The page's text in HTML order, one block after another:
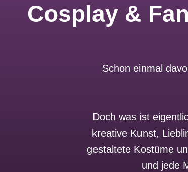
Cosplay &
Schon einmal
Doch was ist
kreative Kunst,
gestaltete Kostüme
und jede